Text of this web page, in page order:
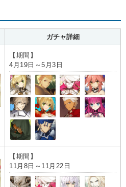
ガチャ詳細
【期間】
4月19日～5月3日
【期間】
11月8日～11月22日